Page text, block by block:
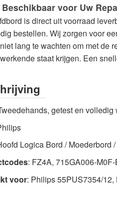
voor Uw
is direct uit voorraad
bestellen. Wij zorgen voor
lang te wachten om met de
staat krijgen. Een
getest en
Logica Bord / Moederbord
: FZ4A, 715GA006-
voor: Philips 55PUS7354/